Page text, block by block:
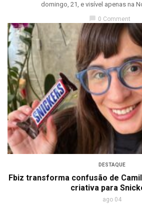
domingo, 21, e visível apenas na
chat_bubble 0 Comment
DESTAQUE
Fbiz transforma confusão de
criativa para
ago 04